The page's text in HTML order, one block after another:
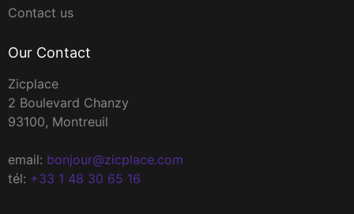
Contact us
Our Contact
Zicplace
2 Boulevard Chanzy
93100, Montreuil
email: bonjour@zicplace.com
tél: +33 1 48 30 65 16